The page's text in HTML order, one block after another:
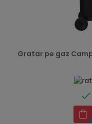
Gratar pe gaz
